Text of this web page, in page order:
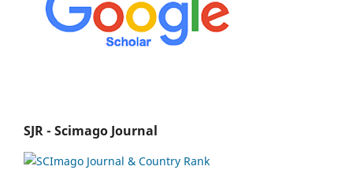
SJR - Scimago Journal